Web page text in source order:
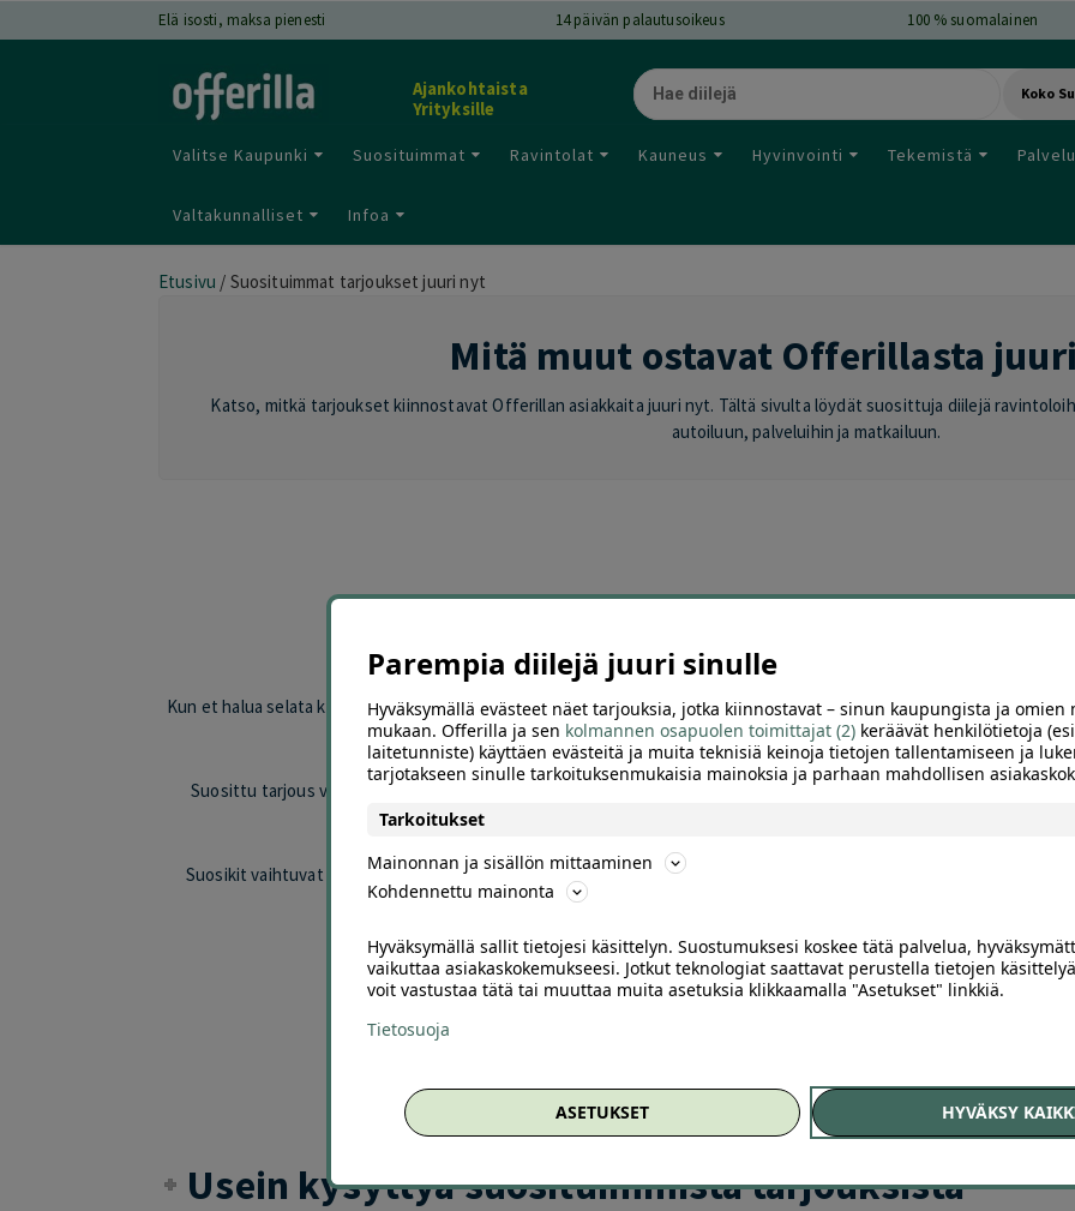
Elä isosti, maksa pienesti 14päivän palautusoikeus 100 % suomalainen
Ajankohtaista
Yrityksille
Koko
Valitse Kaupunki Suosituimmat Ravintolat Kauneus Hyvinvointi Tekemistä
Valtakunnalliset Infoa
Etusivu / Suosituimmat tarjoukset juuri nyt
Mitä muut ostavat Offerillasta
Katso, mitkä tarjoukset kiinnostavat Offerillan asiakkaita juuri nyt. Tältä sivulta löydät suosittuja diilejä
autoiluun, palveluihin ja matkailuun.
Löydä tämän hetken
Kun et halua selata koko Offerillan valikoimaa, suosituimpien tarjousten sivu auttaa löytämään nopeasti diilit, joihin
esimerkiksi ravintolaelämyksiä, hierontoja, kauneushoitoja, autopesuja, aktiviteetteja ja
Suosittu tarjous voi erottua edukseen hinnan, suuren alennuksen, kiinnostavan palvelun tai hyvän sijainnin
Suosikit vaihtuvat valikoiman ja asiakkaiden kiinnostuksen mukana. Sivulle kannattaa siksi palata säännöllisesti
Selaa suosittuja tarjouksia
Valitse oma kaupunkisi ja löydä alueesi kiinnostavimmat ravintola-, kauneus-, hyvinvointi-,
Usein kysyttyä suosituimmista tarjouksista
Parempia diilejä juuri sinulle
Hyväksymällä evästeet näet tarjouksia, jotka kiinnostavat – sinun kaupungista ja omien
mukaan. Offerilla ja sen kolmannen osapuolen toimittajat (2) keräävät henkilötietoja
laitetunniste) käyttäen evästeitä ja muita teknisiä keinoja tietojen tallentamiseen ja
tarjotakseen sinulle tarkoituksenmukaisia mainoksia ja parhaan mahdollisen
Tarkoitukset
Mainonnan ja sisällön mittaaminen
Kohdennettu mainonta
Hyväksymällä sallit tietojesi käsittelyn. Suostumuksesi koskee tätä palvelua,
vaikuttaa asiakaskokemukseesi. Jotkut teknologiat saattavat perustella tietojen
voit vastustaa tätä tai muuttaa muita asetuksia klikkaamalla "Asetukset" linkkiä.
Tietosuoja
ASETUKSET HYVÄKSY